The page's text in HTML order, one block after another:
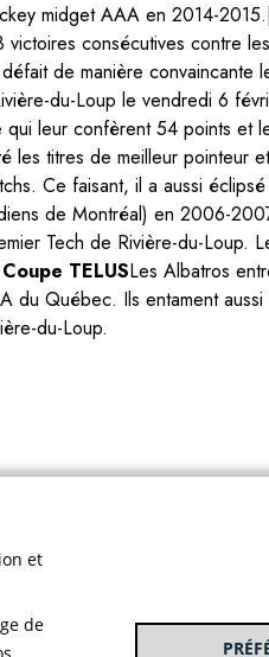
midget AAA en 2014-
consécutives contre
de manière convaincante
du-Loup le vendredi 6
leur confèrent 54 points et
les titres de meilleur pointeur
Ce faisant, il a aussi
de Montréal) en 2006-
Tech de Rivière-du-Loup.
TELUSLes Albatros
Québec. Ils entament
du-Loup.
et
de